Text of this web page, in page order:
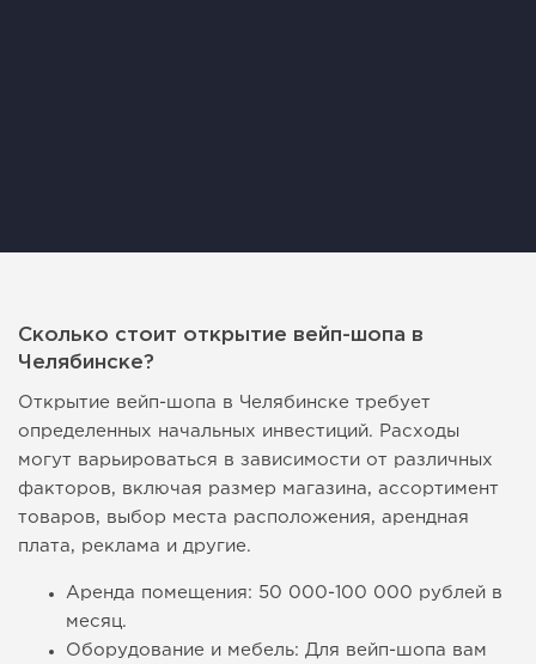
Сколько стоит открытие вейп-шопа в
Челябинске?
Открытие вейп-шопа в Челябинске требует
определенных начальных инвестиций. Расходы
могут варьироваться в зависимости от различных
факторов, включая размер магазина, ассортимент
товаров, выбор места расположения, арендная
плата, реклама и другие.
Аренда помещения: 50 000-100 000 рублей в
месяц.
Оборудование и мебель: Для вейп-шопа вам